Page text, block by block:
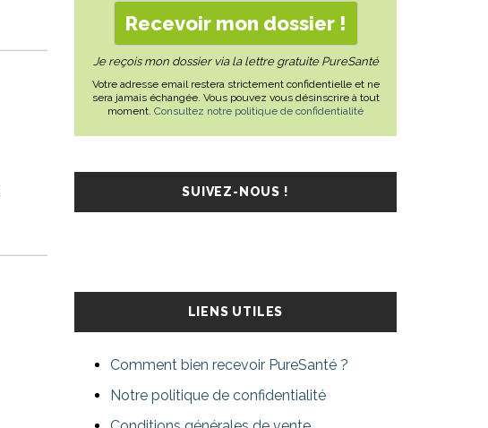
Je reçois mon dossier via la lettre gratuite PureSanté
Votre adresse email restera strictement confidentielle et ne
sera jamais échangée. Vous pouvez vous désinscrire à tout
moment. Consultez notre politique de confidentialité
SUIVEZ-NOUS !
LIENS UTILES
Comment bien recevoir PureSanté ?
Notre politique de confidentialité